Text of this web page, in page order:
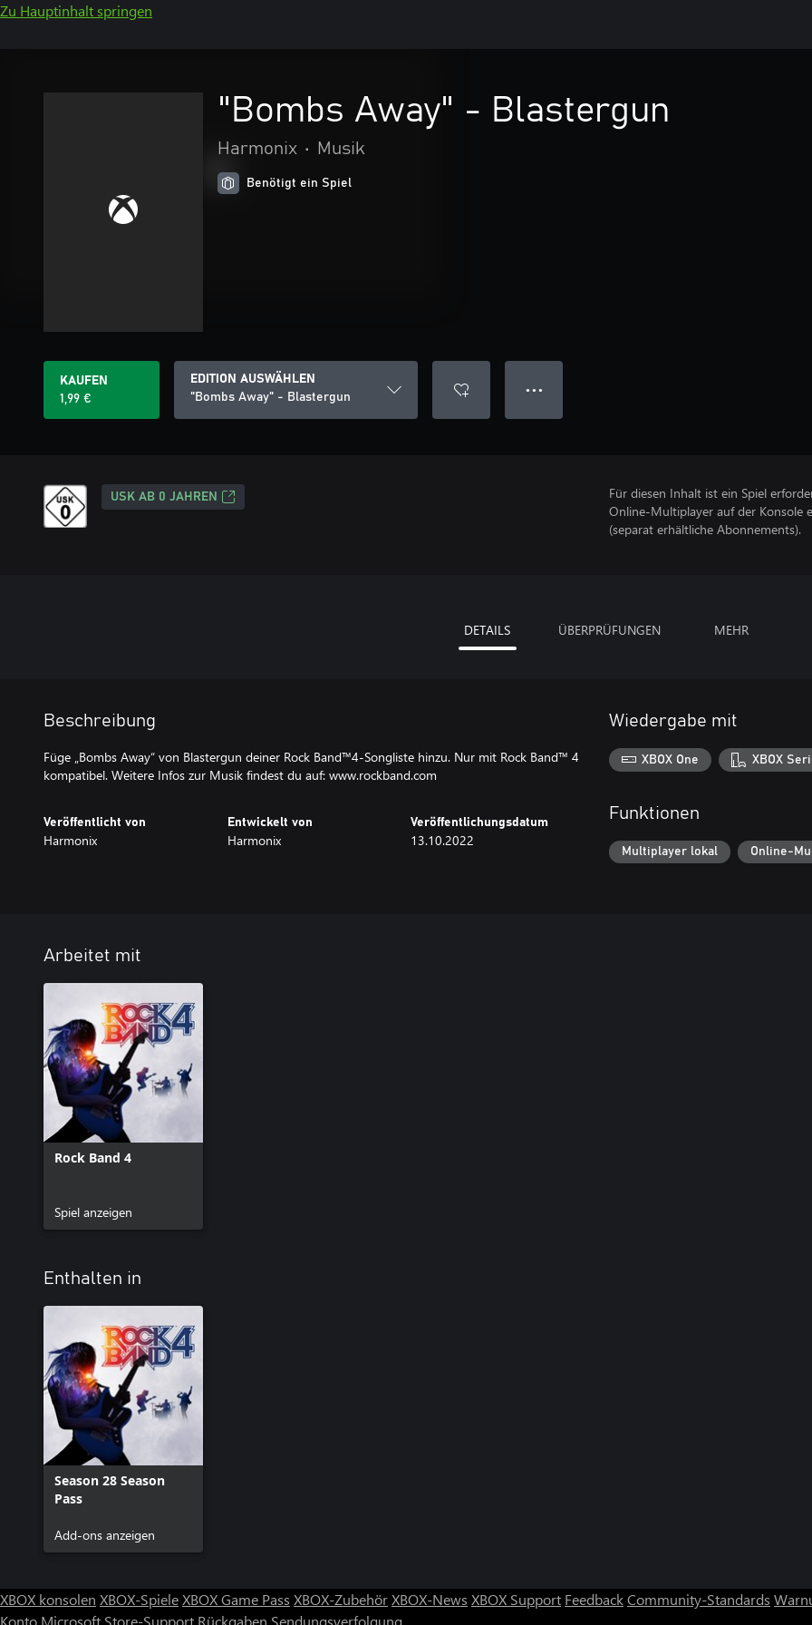
Zu Hauptinhalt springen
"Bombs Away" - Blastergun
Harmonix • Musik
Benötigt ein Spiel
KAUFEN
1,99 €
EDITION AUSWÄHLEN
"Bombs Away" - Blastergun
● ● ●
USK AB 0 JAHREN
Für diesen Inhalt ist ein Spiel
Online-Multiplayer auf der Konsole
(separat erhältliche Abonnements).
DETAILS ÜBERPRÜFUNGEN MEHR
Beschreibung
Füge „Bombs Away“ von Blastergun deiner Rock Band™4-Songliste hinzu. Nur mit Rock Band™ 4
kompatibel. Weitere Infos zur Musik findest du auf: www.rockband.com
Veröffentlicht von
Harmonix
Entwickelt von
Harmonix
Veröffentlichungsdatum
13.10.2022
Wiedergabe mit
XBOX One XBOX
Funktionen
Multiplayer lokal Online-
Arbeitet mit
Rock Band 4
Spiel anzeigen
Enthalten in
Season 28 Season
Pass
Add-ons anzeigen
XBOX konsolen XBOX-SpieleXBOX Game Pass XBOX-ZubehörXBOX-News XBOX Support FeedbackCommunity-Standards
Konto Microsoft Store-Support Rückgaben Sendungsverfolgung